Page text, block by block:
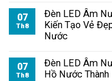
07
Th8
Đèn LED Âm
Kiến Tạo Vẻ
Nước
07
Th8
Đèn LED Âm
Hồ Nước